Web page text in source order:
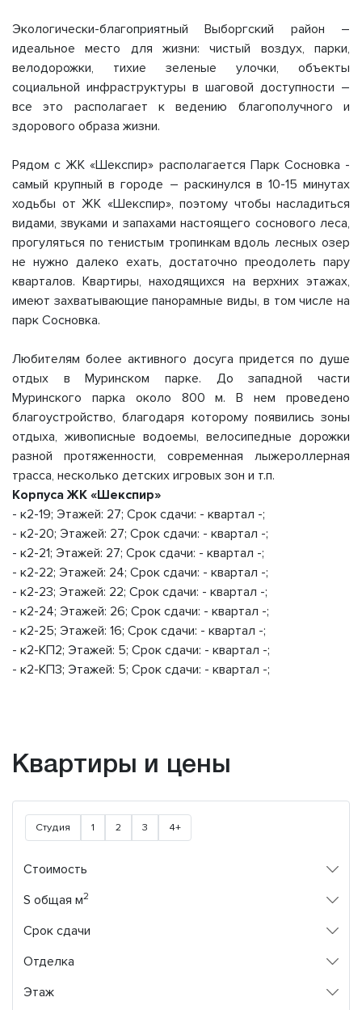
Экологически-благоприятный Выборгский район –
идеальное место для жизни: чистый воздух, парки,
велодорожки, тихие зеленые улочки, объекты
социальной инфраструктуры в шаговой доступности –
все это располагает к ведению благополучного и
здорового образа жизни.
Рядом с ЖК «Шекспир» располагается Парк Сосновка -
самый крупный в городе – раскинулся в 10-15 минутах
ходьбы от ЖК «Шекспир», поэтому чтобы насладиться
видами, звуками и запахами настоящего соснового леса,
прогуляться по тенистым тропинкам вдоль лесных озер
не нужно далеко ехать, достаточно преодолеть пару
кварталов. Квартиры, находящихся на верхних этажах,
имеют захватывающие панорамные виды, в том числе на
парк Сосновка.
Любителям более активного досуга придется по душе
отдых в Муринском парке. До западной части
Муринского парка около 800 м. В нем проведено
благоустройство, благодаря которому появились зоны
отдыха, живописные водоемы, велосипедные дорожки
разной протяженности, современная лыжероллерная
трасса, несколько детских игровых зон и т.п.
Корпуса ЖК «Шекспир»
- к2-19; Этажей: 27; Срок сдачи: - квартал -;
- к2-20; Этажей: 27; Срок сдачи: - квартал -;
- к2-21; Этажей: 27; Срок сдачи: - квартал -;
- к2-22; Этажей: 24; Срок сдачи: - квартал -;
- к2-23; Этажей: 22; Срок сдачи: - квартал -;
- к2-24; Этажей: 26; Срок сдачи: - квартал -;
- к2-25; Этажей: 16; Срок сдачи: - квартал -;
- к2-КП2; Этажей: 5; Срок сдачи: - квартал -;
- к2-КП3; Этажей: 5; Срок сдачи: - квартал -;
Квартиры и цены
Студия 1 2 3 4+
Стоимость
S общая м2
Срок сдачи
Отделка
Этаж